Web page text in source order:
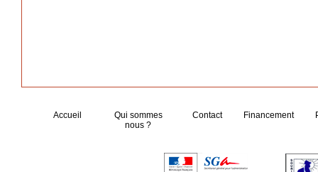
Accueil
Qui sommes
nous ?
Contact Financement